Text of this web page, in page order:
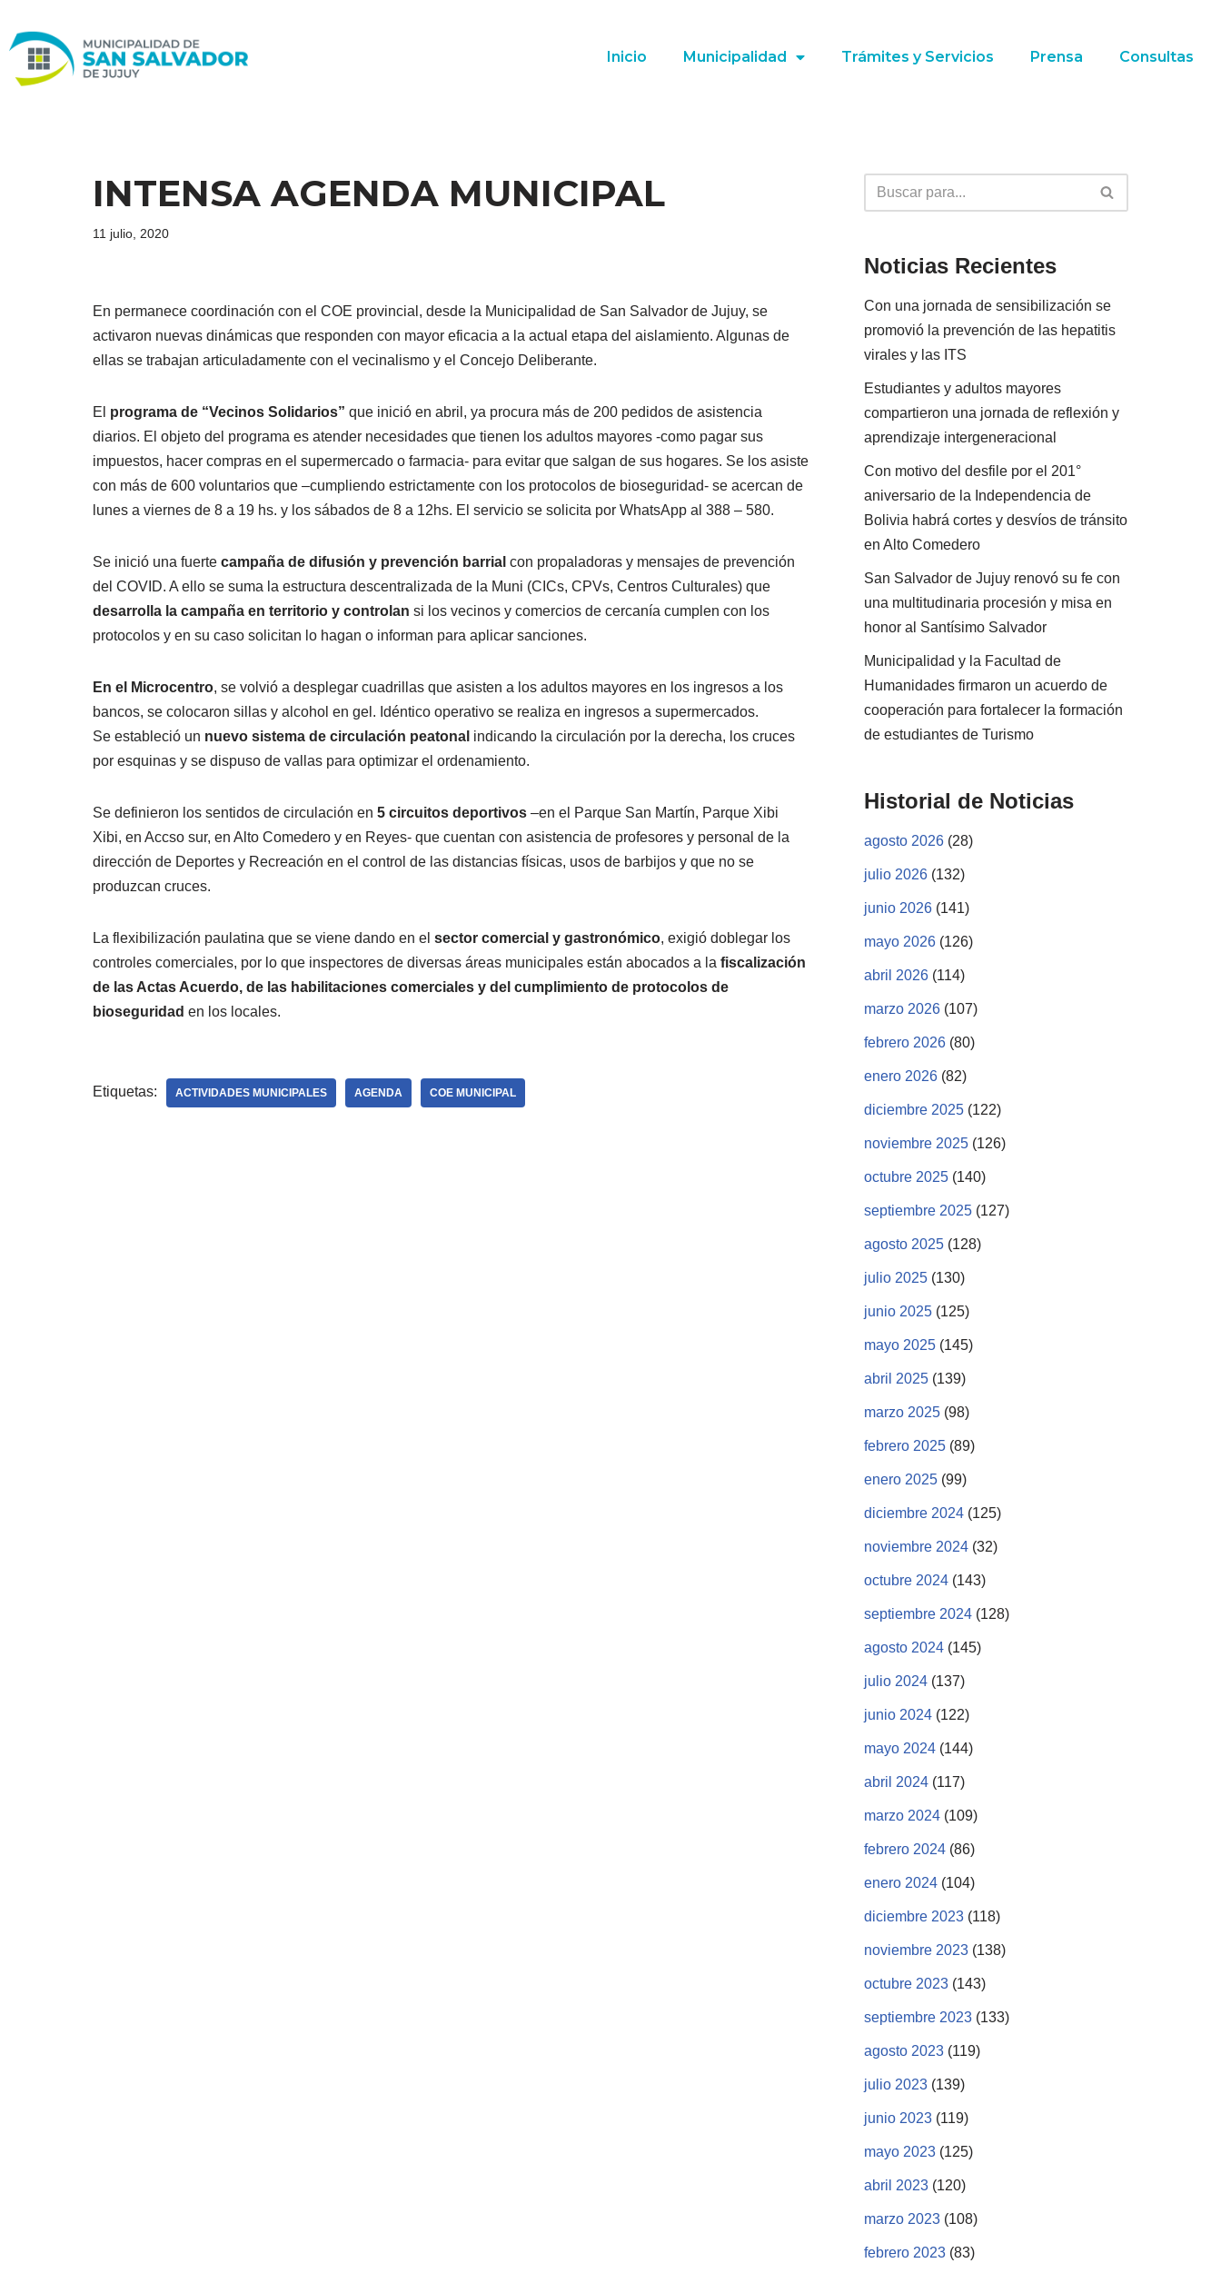
Ir
al
Inicio Municipalidad Trámites y Servicios Prensa Consultas
INTENSA AGENDA MUNICIPAL
11 julio, 2020
En permanece coordinación con el COE provincial, desde la Municipalidad de San Salvador de Jujuy, se
activaron nuevas dinámicas que responden con mayor eficacia a la actual etapa del aislamiento. Algunas de
ellas se trabajan articuladamente con el vecinalismo y el Concejo Deliberante.
El programa de “Vecinos Solidarios” que inició en abril, ya procura más de 200 pedidos de asistencia
diarios. El objeto del programa es atender necesidades que tienen los adultos mayores -como pagar sus
impuestos, hacer compras en el supermercado o farmacia- para evitar que salgan de sus hogares. Se los asiste
con más de 600 voluntarios que –cumpliendo estrictamente con los protocolos de bioseguridad- se acercan de
lunes a viernes de 8 a 19 hs. y los sábados de 8 a 12hs. El servicio se solicita por WhatsApp al 388 – 580.
Se inició una fuerte campaña de difusión y prevención barrial con propaladoras y mensajes de prevención
del COVID. A ello se suma la estructura descentralizada de la Muni (CICs, CPVs, Centros Culturales) que
desarrolla la campaña en territorio y controlan si los vecinos y comercios de cercanía cumplen con los
protocolos y en su caso solicitan lo hagan o informan para aplicar sanciones.
En el Microcentro, se volvió a desplegar cuadrillas que asisten a los adultos mayores en los ingresos a los
bancos, se colocaron sillas y alcohol en gel. Idéntico operativo se realiza en ingresos a supermercados.
Se estableció un nuevo sistema de circulación peatonal indicando la circulación por la derecha, los cruces
por esquinas y se dispuso de vallas para optimizar el ordenamiento.
Se definieron los sentidos de circulación en 5 circuitos deportivos –en el Parque San Martín, Parque Xibi
Xibi, en Accso sur, en Alto Comedero y en Reyes- que cuentan con asistencia de profesores y personal de la
dirección de Deportes y Recreación en el control de las distancias físicas, usos de barbijos y que no se
produzcan cruces.
La flexibilización paulatina que se viene dando en el sector comercial y gastronómico, exigió doblegar los
controles comerciales, por lo que inspectores de diversas áreas municipales están abocados a la fiscalización
de las Actas Acuerdo, de las habilitaciones comerciales y del cumplimiento de protocolos de
bioseguridad en los locales.
Etiquetas: ACTIVIDADES MUNICIPALES AGENDA COE MUNICIPAL
Noticias Recientes
Con una jornada de sensibilización se
promovió la prevención de las hepatitis
virales y las ITS
Estudiantes y adultos mayores
compartieron una jornada de reflexión y
aprendizaje intergeneracional
Con motivo del desfile por el 201°
aniversario de la Independencia de
Bolivia habrá cortes y desvíos de tránsito
en Alto Comedero
San Salvador de Jujuy renovó su fe con
una multitudinaria procesión y misa en
honor al Santísimo Salvador
Municipalidad y la Facultad de
Humanidades firmaron un acuerdo de
cooperación para fortalecer la formación
de estudiantes de Turismo
Historial de Noticias
agosto 2026 (28)
julio 2026 (132)
junio 2026 (141)
mayo 2026 (126)
abril 2026 (114)
marzo 2026 (107)
febrero 2026 (80)
enero 2026 (82)
diciembre 2025 (122)
noviembre 2025 (126)
octubre 2025 (140)
septiembre 2025 (127)
agosto 2025 (128)
julio 2025 (130)
junio 2025 (125)
mayo 2025 (145)
abril 2025 (139)
marzo 2025 (98)
febrero 2025 (89)
enero 2025 (99)
diciembre 2024 (125)
noviembre 2024 (32)
octubre 2024 (143)
septiembre 2024 (128)
agosto 2024 (145)
julio 2024 (137)
junio 2024 (122)
mayo 2024 (144)
abril 2024 (117)
marzo 2024 (109)
febrero 2024 (86)
enero 2024 (104)
diciembre 2023 (118)
noviembre 2023 (138)
octubre 2023 (143)
septiembre 2023 (133)
agosto 2023 (119)
julio 2023 (139)
junio 2023 (119)
mayo 2023 (125)
abril 2023 (120)
marzo 2023 (108)
febrero 2023 (83)